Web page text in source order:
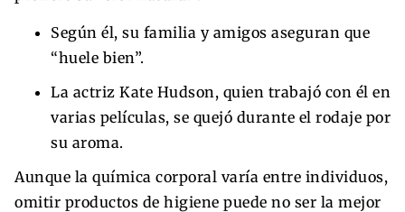
Según él, su familia y amigos aseguran que
“huele bien”.
La actriz Kate Hudson, quien trabajó con él en
varias películas, se quejó durante el rodaje por
su aroma.
Aunque la química corporal varía entre individuos,
omitir productos de higiene puede no ser la mejor